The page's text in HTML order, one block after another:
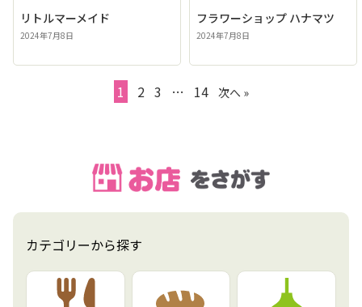
リトルマーメイド
2024年7月8日
フラワーショップ ハナマツ
2024年7月8日
1 2 3 … 14 次へ »
カテゴリーから探す